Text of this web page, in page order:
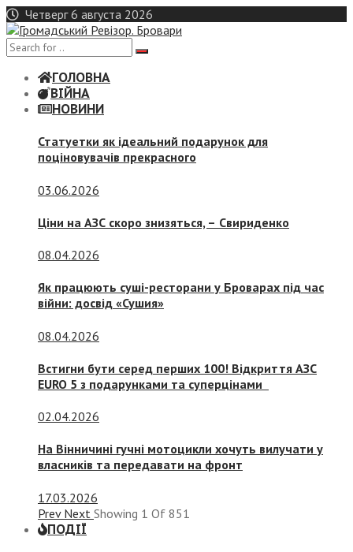
Skip
to
content
Четверг 6 августа 2026
ГОЛОВНА
ВІЙНА
НОВИНИ
Статуетки як ідеальний подарунок для
поціновувачів прекрасного
03.06.2026
Ціни на АЗС скоро знизяться, – Свириденко
08.04.2026
Як працюють суші-ресторани у Броварах під час
війни: досвід «Сушия»
08.04.2026
Встигни бути серед перших 100! Відкриття АЗС
EURO 5 з подарунками та суперцінами
02.04.2026
На Вінничині гучні мотоцикли хочуть вилучати у
власників та передавати на фронт
17.03.2026
Prev Next Showing 1 Of 851
ПОДІЇ